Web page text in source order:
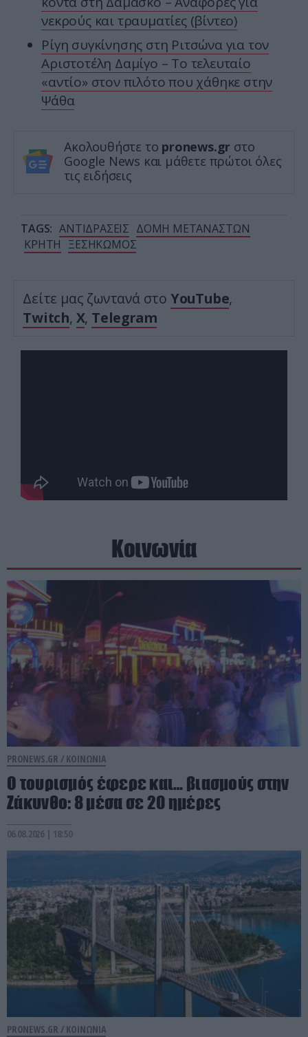
νεκρούς και τραυματίες (βίντεο)
Ρίγη συγκίνησης στη Ριτσώνα για τον
Αριστοτέλη Δαμίγο – Το τελευταίo
«αντίο» στον πιλότο που χάθηκε στην
Ψάθα
Ακολουθήστε το pronews.gr στο
Google News και μάθετε πρώτοι όλες
τις ειδήσεις
TAGS: ΑΝΤΙΔΡΑΣΕΙΣ ΔΟΜΗ ΜΕΤΑΝΑΣΤΩΝ
ΚΡΗΤΗ ΞΕΣΗΚΩΜΟΣ
Δείτε μας ζωντανά στο YouTube,
Twitch, X, Telegram
Κοινωνία
PRONEWS.GR / ΚΟΙΝΩΝΙΑ
Ο τουρισμός έφερε και… βιασμούς στην
Ζάκυνθο: 8 μέσα σε 20 ημέρες
06.08.2026 | 18:50
PRONEWS.GR / ΚΟΙΝΩΝΙΑ